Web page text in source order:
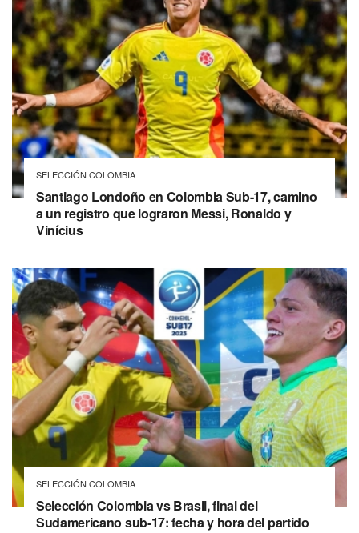
SELECCIÓN COLOMBIA
Santiago Londoño en Colombia Sub-17, camino
a un registro que lograron Messi, Ronaldo y
Vinícius
SELECCIÓN COLOMBIA
Selección Colombia vs Brasil, final del
Sudamericano sub-17: fecha y hora del partido